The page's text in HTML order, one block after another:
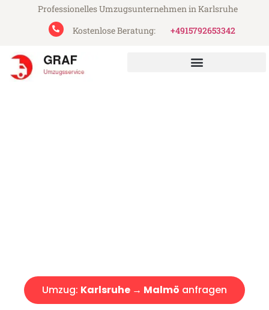
Professionelles Umzugsunternehmen in Karlsruhe
Kostenlose Beratung:
+4915792653342
Umzug: Karlsruhe → Malmö anfragen